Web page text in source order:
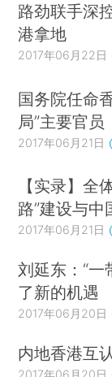
路劲联手深
港拿地
2017年06月22日
国务院任命
局”主要官员
2017年06月21日
【实录】全
路”建设与中
2017年06月21日
刘延东：“一
了新的机遇
2017年06月20日
内地香港互
2017年06月20日